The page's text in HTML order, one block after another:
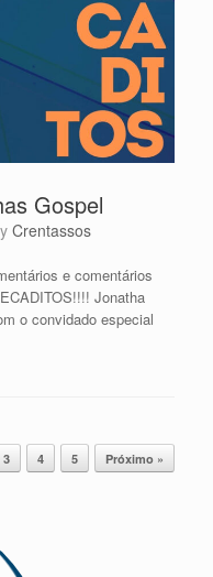
Gospel
Crentassos
e comentários
Jonatha
o convidado especial
3 4 5 Próximo »